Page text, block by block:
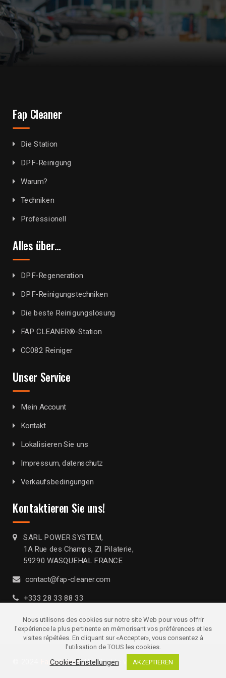
Fap Cleaner
Die Station
DPF-Reinigung
Warum?
Techniken
Professionell
Alles über…
DPF-Regeneration
DPF-Reinigungstechniken
Die beste Reinigungslösung
FAP CLEANER®-Station
CC082 Reiniger
Unser Service
Mein Account
Kontakt
Lokalisieren Sie uns
Impressum, datenschutz
Verkaufsbedingungen
Kontaktieren Sie uns!
SARL POWER SYSTEM,
1A Rue des Champs, ZI Pilaterie,
59290 WASQUEHAL FRANCE
contact@fap-cleaner.com
+333 28 33 88 33
Fap-cleaner. Alle Rechte vorbehalten
Nous utilisons des cookies sur notre site Web pour vous offrir
l'expérience la plus pertinente en mémorisant vos préférences et les
visites répétées. En cliquant sur «Accepter», vous consentez à
l'utilisation de TOUS les cookies.
Cookie-Einstellungen AKZEPTIEREN